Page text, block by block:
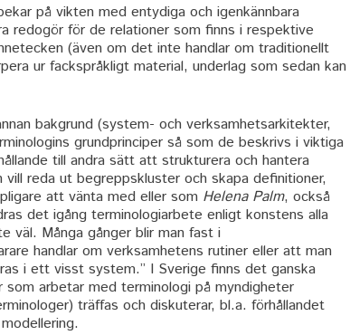
på vikten med entydiga och igenkännbara
redogör för de relationer som finns i respektive
(även om det inte handlar om traditionellt
ur fackspråkligt material, underlag som sedan kan
bakgrund (system- och verksamhetsarkitekter,
grundprinciper så som de beskrivs i viktiga
till andra sätt att strukturera och hantera
reda ut begreppskluster och skapa definitioner,
att vänta med eller som Helena Palm, också
det igång terminologiarbete enligt konstens alla
väl. Många gånger blir man fast i
handlar om verksamhetens rutiner eller att man
i ett visst system.” I Sverige finns det ganska
arbetar med terminologi på myndigheter
träffas och diskuterar, bl.a. förhållandet